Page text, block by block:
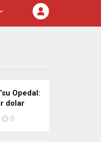
Opedal:
dolar
0